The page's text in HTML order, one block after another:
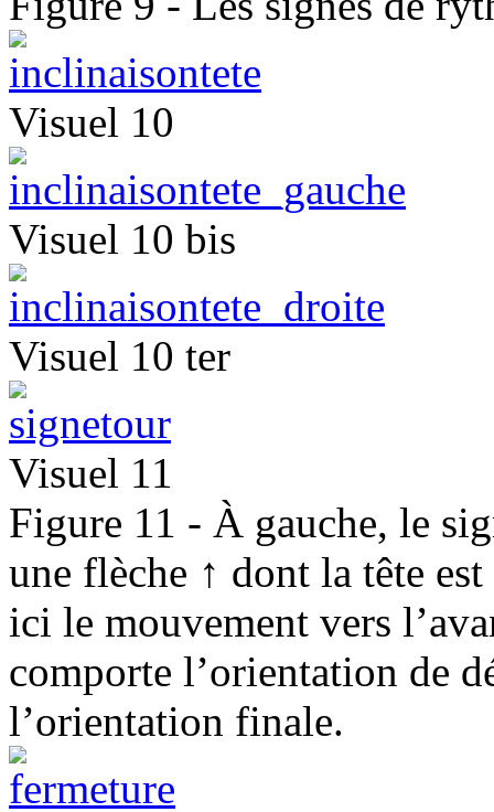
Visuel 10
Visuel 10 bis
Visuel 10 ter
Visuel 11
Figure 11 - À gauche, le
une flèche ↑ dont la tête
ici le mouvement vers
comporte l’orientation de
l’orientation finale.